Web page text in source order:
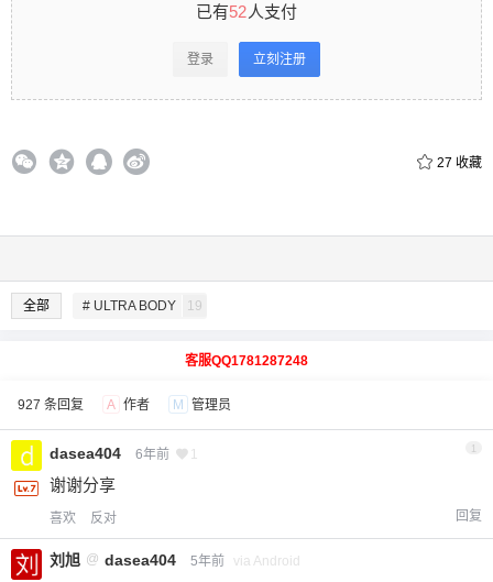
已有52人支付
登录 立刻注册
27 收藏
全部 # ULTRA BODY 19
客服QQ1781287248
927 条回复 A 作者 M 管理员
dasea404 6年前 1
谢谢分享
喜欢 反对 回复
刘旭 @ dasea404 5年前 via Android